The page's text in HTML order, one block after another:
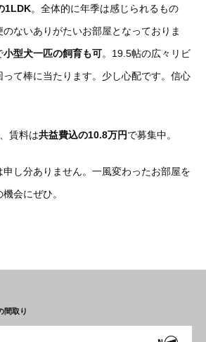
1LDK。全体的に年季は感じられるもの
ないありがたいお部屋となっておりま
小型犬一匹の飼育も可。19.5帖の広々リビ
って棒に当たります。少し心配です。信心
賃料は共益費込の10.8万円で募集中。
し分ありません。一風変わったお部屋を
会にぜひ。
間取り